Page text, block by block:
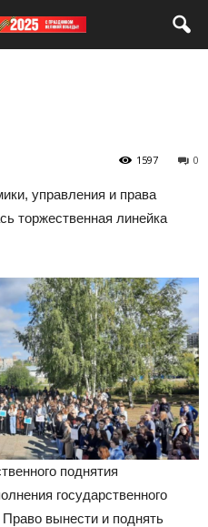
0
1597
управления и права
торжественная линейка
поднятия
государственного
вынести и поднять